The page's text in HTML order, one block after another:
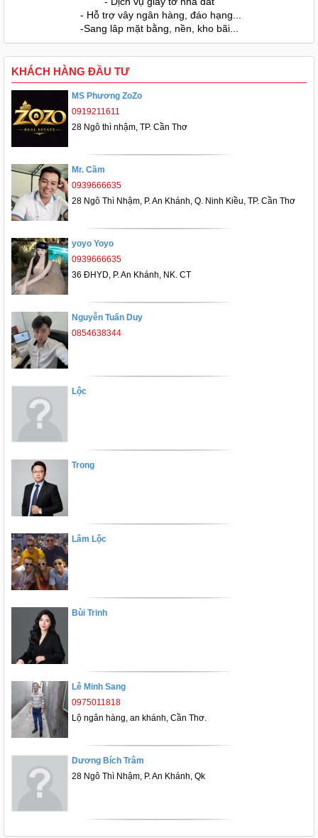
- Hỗ trợ vây ngân hàng, đáo hạng...
-Sang lâp mặt bằng, nền, kho bãi...
KHÁCH HÀNG ĐẦU TƯ
MS Phương ZoZo
0919211611
28 Ngô thì nhậm, TP. Cần Thơ
Mr. Cầm
0939666635
28 Ngô Thì Nhậm, P. An Khánh, Q. Ninh Kiều, TP. Cần Thơ
yoyo Yoyo
0939666635
36 ĐHYD, P. An Khánh, NK. CT
Nguyễn Tuấn Duy
0854638344
Lộc
Trong
Lâm Lộc
Bùi Trinh
Lê Minh Sang
0975011818
Lộ ngân hàng, an khánh, Cần Thơ.
Dương Bích Trâm
28 Ngô Thì Nhậm, P. An Khánh, Qk